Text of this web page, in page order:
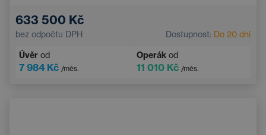
Android Auto
Navigace
633 500 Kč
bez odpočtu DPH Dostupnost: Do 20 dní
Úvěr od
7 984 Kč /měs.
Operák od
11 010 Kč /měs.